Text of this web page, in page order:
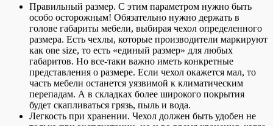
Правильный размер. С этим параметром нужно быть
особо осторожным! Обязательно нужно держать в
голове габариты мебели, выбирая чехол определенного
размера. Есть чехлы, которые производители маркируют
как one size, то есть «единый размер» для любых
габаритов. Но все-таки важно иметь конкретные
представления о размере. Если чехол окажется мал, то
часть мебели останется уязвимой к климатическим
перепадам. А в складках более широкого покрытия
будет скапливаться грязь, пыль и вода.
Легкость при хранении. Чехол должен быть удобен не